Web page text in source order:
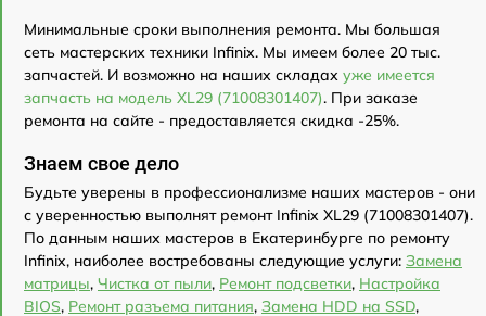
Минимальные сроки выполнения ремонта. Мы большая
сеть мастерских техники Infinix. Мы имеем более 20 тыс.
запчастей. И возможно на наших складах уже имеется
запчасть на модель XL29 (71008301407). При заказе
ремонта на сайте - предоставляется скидка -25%.
Знаем свое дело
Будьте уверены в профессионализме наших мастеров - они
с уверенностью выполнят ремонт Infinix XL29 (71008301407).
По данным наших мастеров в Екатеринбурге по ремонту
Infinix, наиболее востребованы следующие услуги: Замена
матрицы, Чистка от пыли, Ремонт подсветки, Настройка
BIOS, Ремонт разъема питания, Замена HDD на SSD,